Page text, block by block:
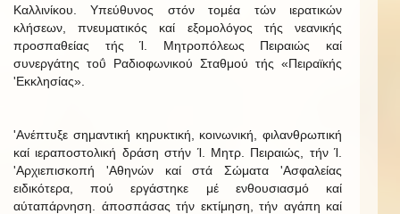
Καλλινίκου. Υπεύθυνος στόν τομέα τών ιερατικών
κλήσεων, πνευματικός καί εξομολόγος τής νεανικής
προσπαθείας τής Ί. Μητροπόλεως Πειραιώς καί
συνεργάτης τοΰ Ραδιοφωνικού Σταθμού τής «Πειραϊκής
'Εκκλησίας».
'Ανέπτυξε σημαντική κηρυκτική, κοινωνική, φιλανθρωπική
καί ιεραποστολική δράση στήν Ί. Μητρ. Πειραιώς, τήν Ί.
'Αρχιεπισκοπή 'Αθηνών καί στά Σώματα 'Ασφαλείας
ειδικότερα, πού εργάστηκε μέ ενθουσιασμό καί
αύταπάρνηση. άποσπάσας τήν εκτίμηση, τήν αγάπη καί